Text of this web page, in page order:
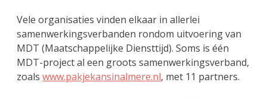
Vele organisaties vinden elkaar in allerlei
samenwerkingsverbanden rondom uitvoering van
MDT (Maatschappelijke Diensttijd). Soms is één
MDT-project al een groots samenwerkingsverband,
zoals www.pakjekansinalmere.nl, met 11 partners.